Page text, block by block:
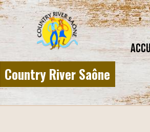
Country River Saône